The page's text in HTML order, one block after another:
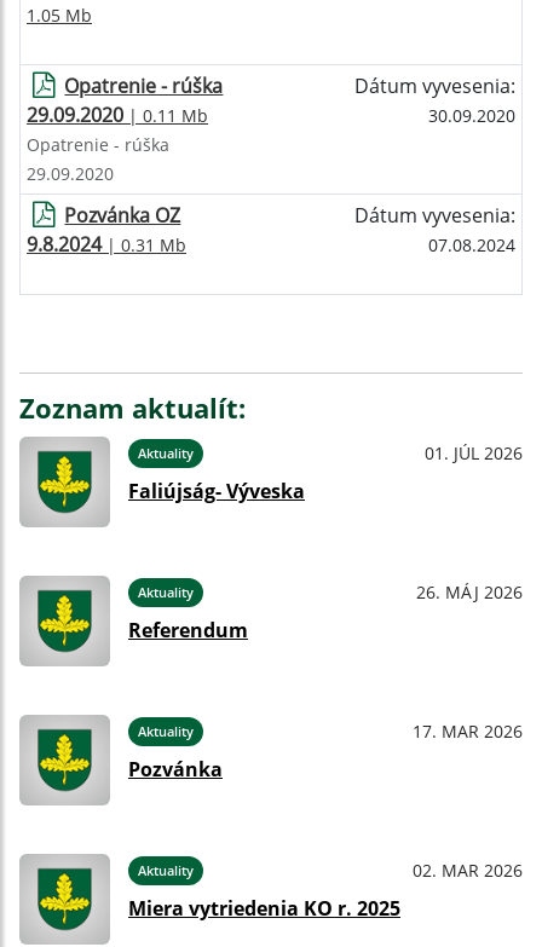
1.05 Mb
Opatrenie - rúška
29.09.2020 | 0.11 Mb
Dátum vyvesenia:
30.09.2020
Opatrenie - rúška
29.09.2020
Pozvánka OZ
9.8.2024| 0.31 Mb
Dátum vyvesenia:
07.08.2024
Zoznam aktualít:
Aktuality 01. JÚL 2026
Faliújság- Výveska
Aktuality 26. MÁJ 2026
Referendum
Aktuality 17. MAR 2026
Pozvánka
Aktuality 02. MAR 2026
Miera vytriedenia KO r. 2025